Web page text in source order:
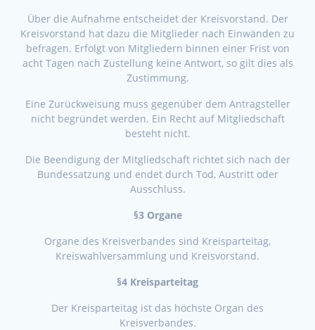
Über die Aufnahme entscheidet der Kreisvorstand. Der
Kreisvorstand hat dazu die Mitglieder nach Einwänden zu
befragen. Erfolgt von Mitgliedern binnen einer Frist von
acht Tagen nach Zustellung keine Antwort, so gilt dies als
Zustimmung.
Eine Zurückweisung muss gegenüber dem Antragsteller
nicht begründet werden. Ein Recht auf Mitgliedschaft
besteht nicht.
Die Beendigung der Mitgliedschaft richtet sich nach der
Bundessatzung und endet durch Tod, Austritt oder
Ausschluss.
§3 Organe
Organe des Kreisverbandes sind Kreisparteitag,
Kreiswahlversammlung und Kreisvorstand.
§4 Kreisparteitag
Der Kreisparteitag ist das höchste Organ des
Kreisverbandes.